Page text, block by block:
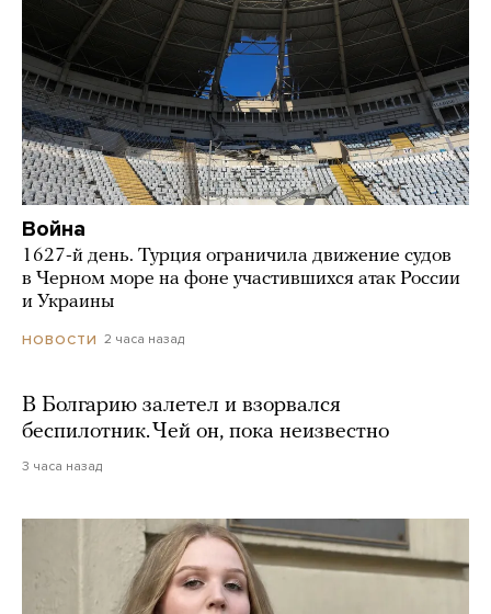
Война
1627-й день. Турция ограничила движение судов
в Черном море на фоне участившихся атак России
и Украины
НОВОСТИ 2 часа назад
В Болгарию залетел и взорвался
беспилотник. Чей он, пока неизвестно
3 часа назад